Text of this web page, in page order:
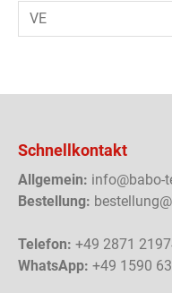
VE
Schnellkontakt
Allgemein: info@babo-
Bestellung:
Telefon: +49 2871
WhatsApp: +49 1590